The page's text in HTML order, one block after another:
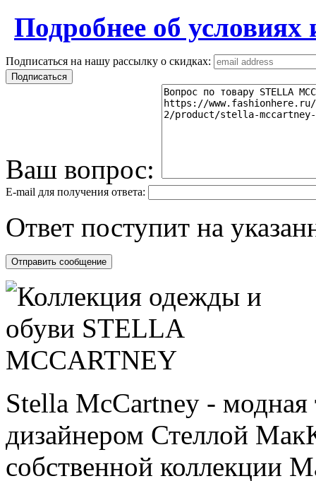
Подробнее об условиях
Подписаться на нашу рассылку о скидках:
Ваш вопрос:
E-mail для получения ответа:
Ответ поступит на
Stella McCartney - модная
дизайнером Стеллой
собственной коллекции